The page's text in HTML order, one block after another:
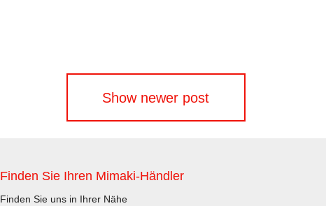
Show newer post
Finden Sie Ihren Mimaki-Händler
Finden Sie uns in Ihrer Nähe